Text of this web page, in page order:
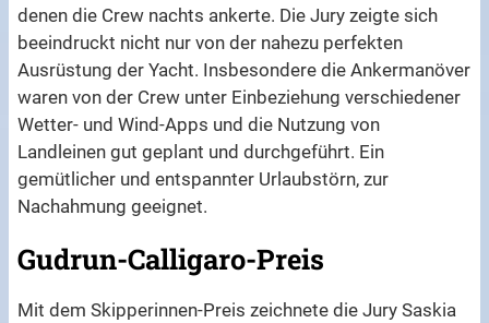
denen die Crew nachts ankerte. Die Jury zeigte sich
beeindruckt nicht nur von der nahezu perfekten
Ausrüstung der Yacht. Insbesondere die Ankermanöver
waren von der Crew unter Einbeziehung verschiedener
Wetter- und Wind-Apps und die Nutzung von
Landleinen gut geplant und durchgeführt. Ein
gemütlicher und entspannter Urlaubstörn, zur
Nachahmung geeignet.
Gudrun-Calligaro-Preis
Mit dem Skipperinnen-Preis zeichnete die Jury Saskia